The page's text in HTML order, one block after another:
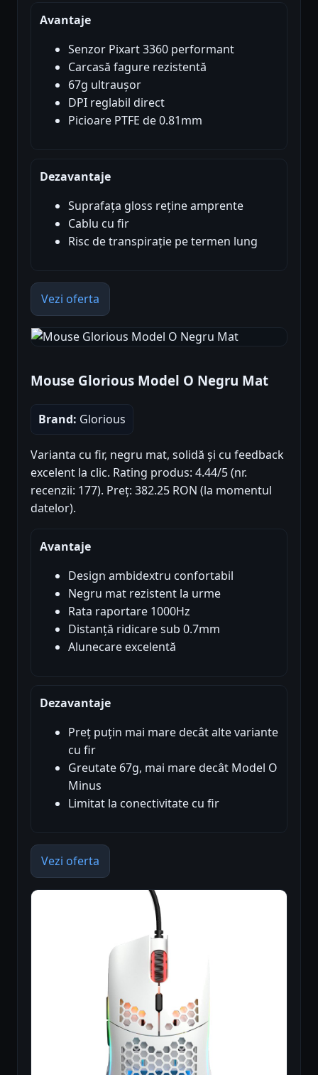
Avantaje
Senzor Pixart 3360 performant
Carcasă fagure rezistentă
67g ultraușor
DPI reglabil direct
Picioare PTFE de 0.81mm
Dezavantaje
Suprafața gloss reține amprente
Cablu cu fir
Risc de transpirație pe termen lung
Vezi oferta
Mouse Glorious Model O Negru Mat
Brand: Glorious
Varianta cu fir, negru mat, solidă și cu feedback
excelent la clic. Rating produs: 4.44/5 (nr.
recenzii: 177). Preț: 382.25 RON (la momentul
datelor).
Avantaje
Design ambidextru confortabil
Negru mat rezistent la urme
Rata raportare 1000Hz
Distanță ridicare sub 0.7mm
Alunecare excelentă
Dezavantaje
Preț puțin mai mare decât alte variante
cu fir
Greutate 67g, mai mare decât Model O
Minus
Limitat la conectivitate cu fir
Vezi oferta